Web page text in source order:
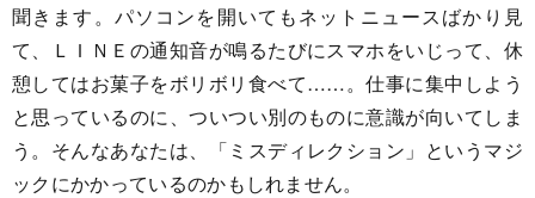
聞きます。パソコンを開いてもネットニュースばかり見
て、ＬＩＮＥの通知音が鳴るたびにスマホをいじって、休
憩してはお菓子をボリボリ食べて……。仕事に集中しよう
と思っているのに、ついつい別のものに意識が向いてしま
う。そんなあなたは、「ミスディレクション」というマジ
ックにかかっているのかもしれません。